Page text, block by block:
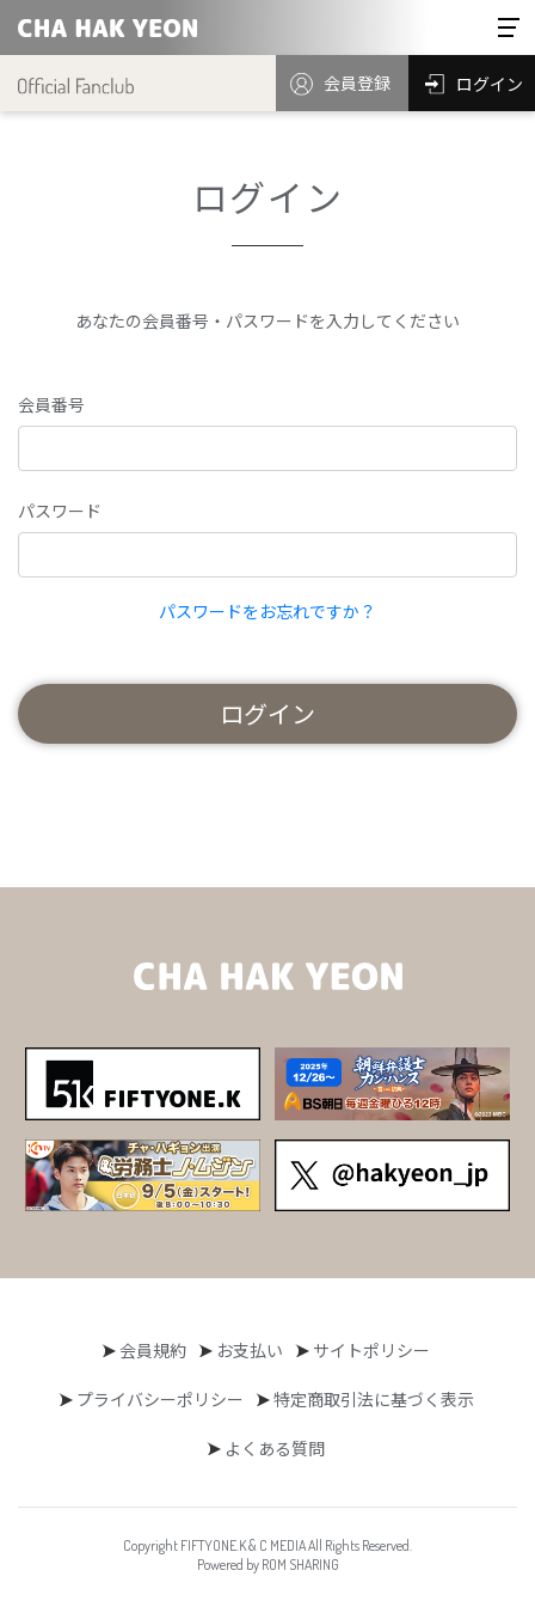
会員登録 ログイン
ログイン
あなたの会員番号・パスワードを入力してください
会員番号
パスワード
パスワードをお忘れですか？
ログイン
会員規約 お支払い サイトポリシー
プライバシーポリシー 特定商取引法に基づく表示
よくある質問
Copyright FIFTYONE.K & C MEDIA All Rights Reserved.
Powered by ROM SHARING